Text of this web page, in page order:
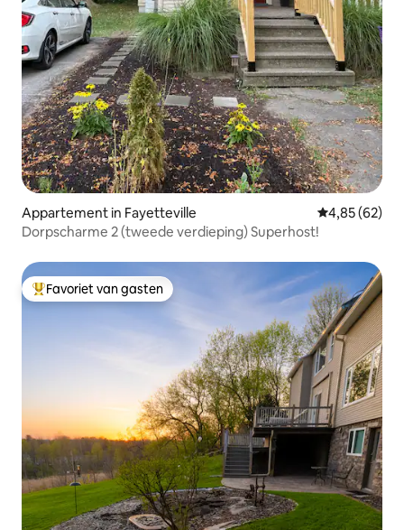
Appartement in Fayetteville Gemiddelde
4,85 (62)
Dorpscharme 2 (tweede verdieping) Superhost!
Topfavoriet van gasten
Favoriet van gasten